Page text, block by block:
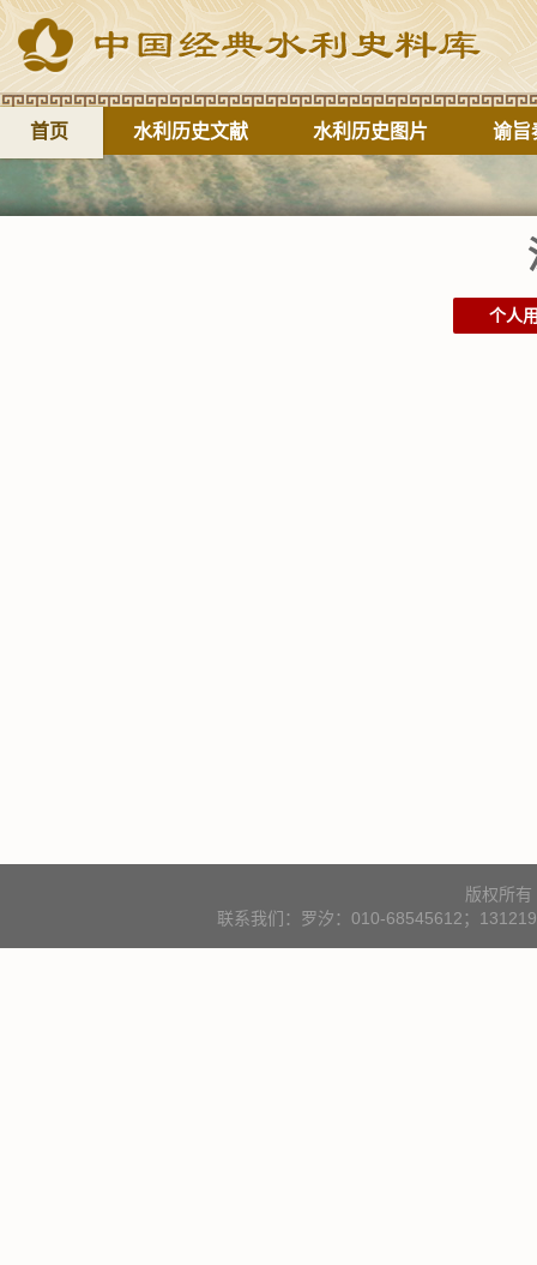
首页 水利历史文献 水利历史图片 谕旨
个人
版权所
联系我们：罗汐：010-68545612；